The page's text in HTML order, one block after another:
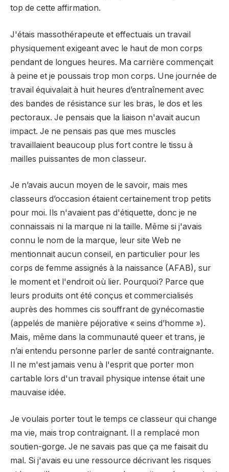
top de cette affirmation.
J'étais massothérapeute et effectuais un travail
physiquement exigeant avec le haut de mon corps
pendant de longues heures. Ma carrière commençait
à peine et je poussais trop mon corps. Une journée de
travail équivalait à huit heures d’entraînement avec
des bandes de résistance sur les bras, le dos et les
pectoraux. Je pensais que la liaison n'avait aucun
impact. Je ne pensais pas que mes muscles
travaillaient beaucoup plus fort contre le tissu à
mailles puissantes de mon classeur.
Je n’avais aucun moyen de le savoir, mais mes
classeurs d’occasion étaient certainement trop petits
pour moi. Ils n'avaient pas d'étiquette, donc je ne
connaissais ni la marque ni la taille. Même si j'avais
connu le nom de la marque, leur site Web ne
mentionnait aucun conseil, en particulier pour les
corps de femme assignés à la naissance (AFAB), sur
le moment et l'endroit où lier. Pourquoi? Parce que
leurs produits ont été conçus et commercialisés
auprès des hommes cis souffrant de gynécomastie
(appelés de manière péjorative « seins d’homme »).
Mais, même dans la communauté queer et trans, je
n’ai entendu personne parler de santé contraignante.
Il ne m'est jamais venu à l'esprit que porter mon
cartable lors d'un travail physique intense était une
mauvaise idée.
Je voulais porter tout le temps ce classeur qui change
ma vie, mais trop contraignant. Il a remplacé mon
soutien-gorge. Je ne savais pas que ça me faisait du
mal. Si j'avais eu une ressource décrivant les risques